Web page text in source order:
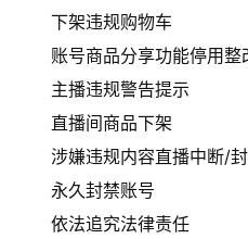
下架违规购物车
账号商品分享功能停用
主播违规警告提示
直播间商品下架
涉嫌违规内容直播中断/
永久封禁账号
依法追究法律责任